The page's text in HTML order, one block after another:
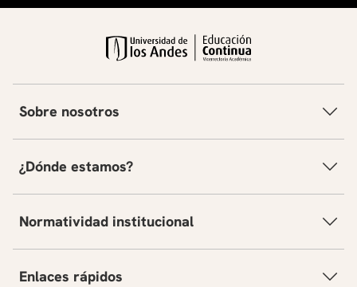
Sobre nosotros
¿Dónde estamos?
Normatividad institucional
Enlaces rápidos